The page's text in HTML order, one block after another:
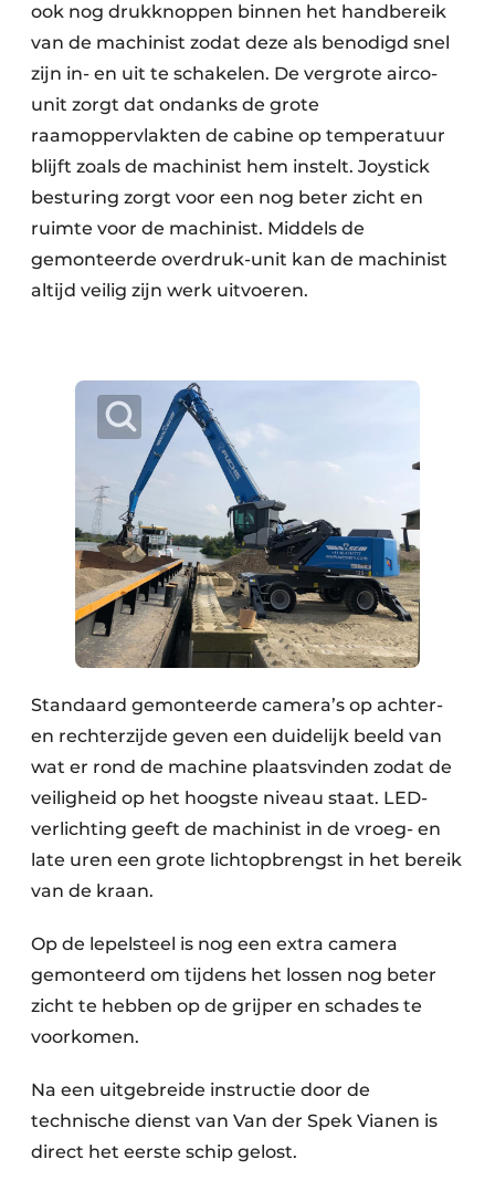
ook nog drukknoppen binnen het handbereik
van de machinist zodat deze als benodigd snel
zijn in- en uit te schakelen. De vergrote airco-
unit zorgt dat ondanks de grote
raamoppervlakten de cabine op temperatuur
blijft zoals de machinist hem instelt. Joystick
besturing zorgt voor een nog beter zicht en
ruimte voor de machinist. Middels de
gemonteerde overdruk-unit kan de machinist
altijd veilig zijn werk uitvoeren.
Standaard gemonteerde camera’s op achter-
en rechterzijde geven een duidelijk beeld van
wat er rond de machine plaatsvinden zodat de
veiligheid op het hoogste niveau staat. LED-
verlichting geeft de machinist in de vroeg- en
late uren een grote lichtopbrengst in het bereik
van de kraan.
Op de lepelsteel is nog een extra camera
gemonteerd om tijdens het lossen nog beter
zicht te hebben op de grijper en schades te
voorkomen.
Na een uitgebreide instructie door de
technische dienst van Van der Spek Vianen is
direct het eerste schip gelost.